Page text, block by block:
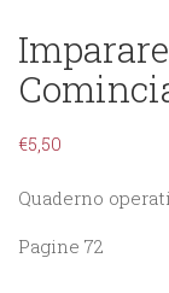
€5,50
Quaderno
Pagine 72